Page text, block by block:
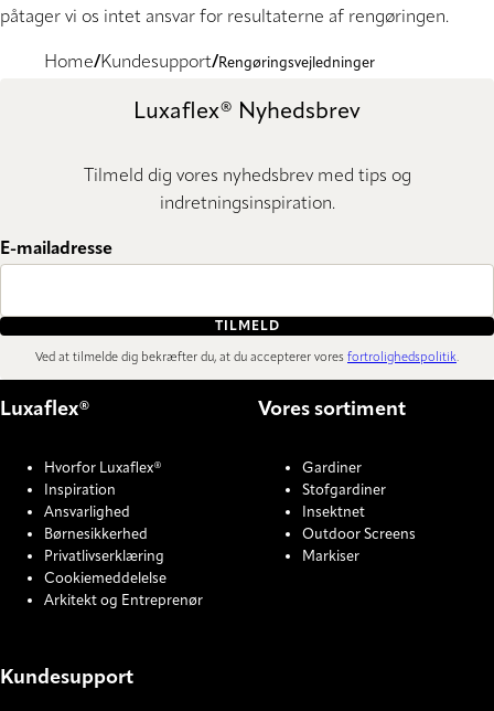
påtager vi os intet ansvar for resultaterne af rengøringen.
Home Kundesupport Rengøringsvejledninger
Luxaflex® Nyhedsbrev
Tilmeld dig vores nyhedsbrev med tips og
indretningsinspiration.
E-mailadresse
TILMELD
Ved at tilmelde dig bekræfter du, at du accepterer vores fortrolighedspolitik.
Luxaflex®
Hvorfor Luxaflex®
Inspiration
Ansvarlighed
Børnesikkerhed
Privatlivserklæring
Cookiemeddelelse
Arkitekt og Entreprenør
Vores sortiment
Gardiner
Stofgardiner
Insektnet
Outdoor Screens
Markiser
Kundesupport